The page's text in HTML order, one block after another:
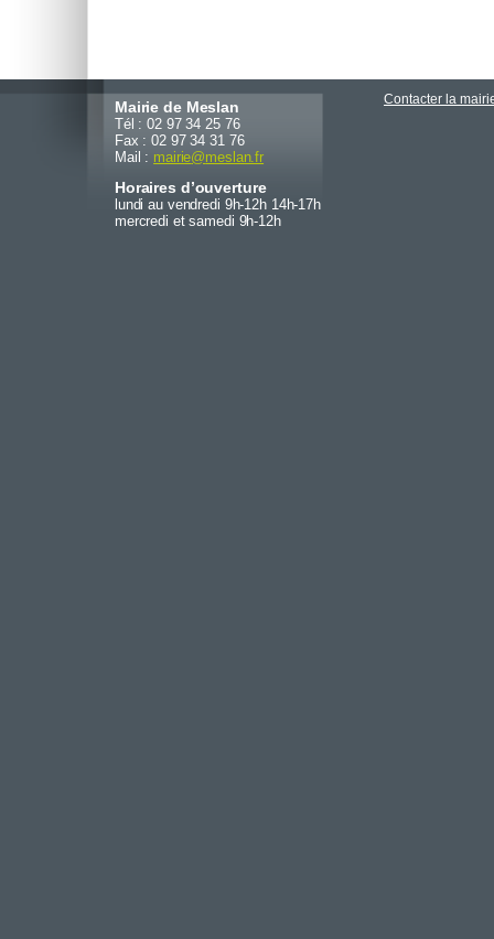
Mairie de Meslan
Tél : 02 97 34 25 76
Fax : 02 97 34 31 76
Mail : mairie@meslan.fr
Horaires d’ouverture
lundi au vendredi 9h-12h 14h-17h
mercredi et samedi 9h-12h
Contacter la